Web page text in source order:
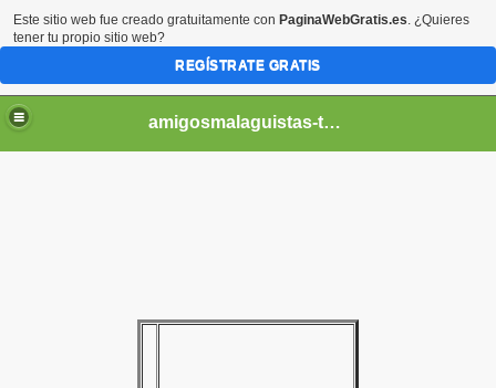
amigosmalaguistas-temporadas
Este sitio web fue creado gratuitamente con PaginaWebGratis.es. ¿Quieres
tener tu propio sitio web?
REGÍSTRATE GRATIS